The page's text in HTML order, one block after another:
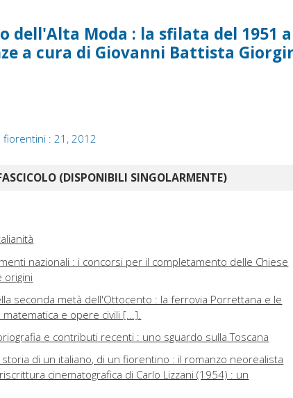
dell'Alta Moda : la sfilata del 1951
a cura di Giovanni Battista
fiorentini : 21, 2012
(DISPONIBILI SINGOLARMENTE)
nazionali : i concorsi per il completamento delle Chiese
origini
seconda metà dell'Ottocento : la ferrovia Porrettana e le
e opere civili [...].
e contributi recenti : uno sguardo sulla Toscana
di un italiano, di un fiorentino : il romanzo neorealista
cinematografica di Carlo Lizzani (1954) : un